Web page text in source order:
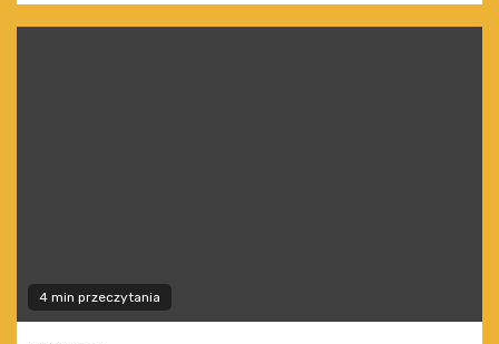
4 min przeczytania